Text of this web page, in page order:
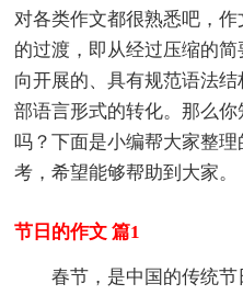
对各类作文都很熟悉吧，
的过渡，即从经过压缩的简
向开展的、具有规范语法
部语言形式的转化。那么
吗？下面是小编帮大家整
考，希望能够帮助到大家。
节日的作文 篇1
春节，是中国的传统